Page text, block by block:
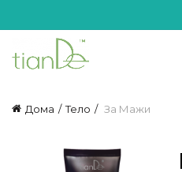
Дома Тело За Мажи